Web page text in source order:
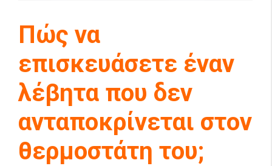
Πώς να
επισκευάσετε έναν
λέβητα που δεν
ανταποκρίνεται στον
θερμοστάτη του;